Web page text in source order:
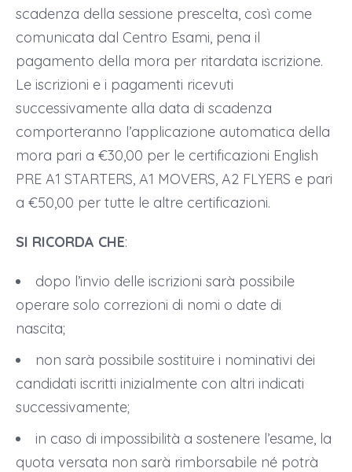
scadenza della sessione prescelta, così come
comunicata dal Centro Esami, pena il
pagamento della mora per ritardata iscrizione.
Le iscrizioni e i pagamenti ricevuti
successivamente alla data di scadenza
comporteranno l’applicazione automatica della
mora pari a €30,00 per le certificazioni English
PRE A1 STARTERS, A1 MOVERS, A2 FLYERS e pari
a €50,00 per tutte le altre certificazioni.
SI RICORDA CHE:
dopo l’invio delle iscrizioni sarà possibile
operare solo correzioni di nomi o date di
nascita;
non sarà possibile sostituire i nominativi dei
candidati iscritti inizialmente con altri indicati
successivamente;
in caso di impossibilità a sostenere l’esame, la
quota versata non sarà rimborsabile né potrà